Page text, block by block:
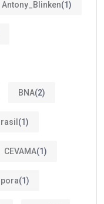
Antony_Blinken(1)
BNA(2)
(1)
CEVAMA(1)
(1)